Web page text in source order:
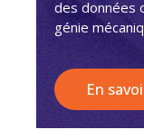
des données
génie
En